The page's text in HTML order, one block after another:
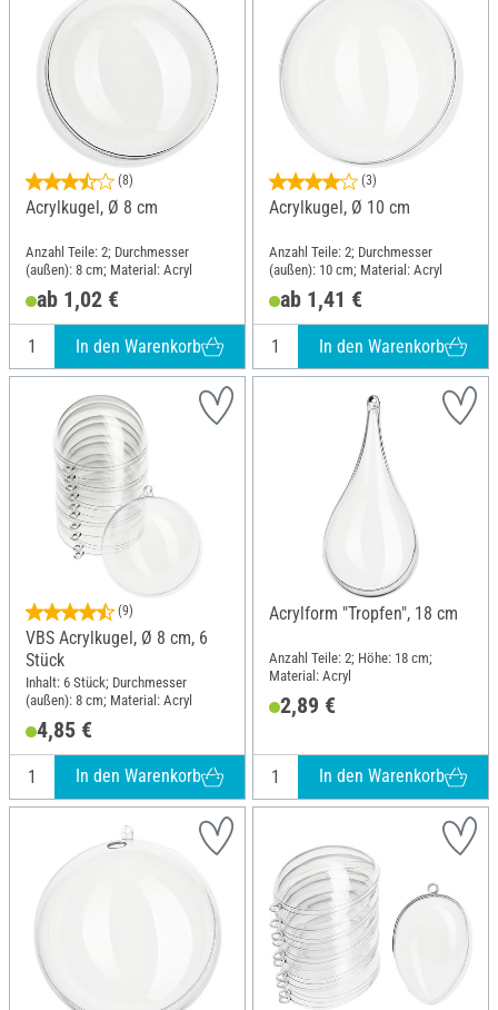
(8)
Acrylkugel, Ø 8 cm
Anzahl Teile: 2; Durchmesser
(außen): 8 cm; Material: Acryl
ab 1,02 €
In den Warenkorb
(3)
Acrylkugel, Ø 10 cm
Anzahl Teile: 2; Durchmesser
(außen): 10 cm; Material: Acryl
ab 1,41 €
In den Warenkorb
(9)
VBS Acrylkugel, Ø 8 cm, 6
Stück
Inhalt: 6 Stück; Durchmesser
(außen): 8 cm; Material: Acryl
4,85 €
In den Warenkorb
Acrylform "Tropfen", 18 cm
Anzahl Teile: 2; Höhe: 18 cm;
Material: Acryl
2,89 €
In den Warenkorb